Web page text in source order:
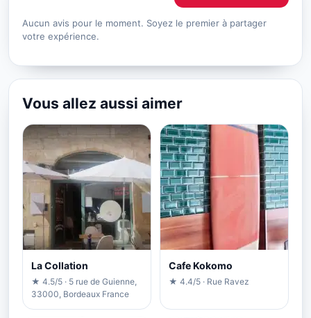
Aucun avis pour le moment. Soyez le premier à partager
votre expérience.
Vous allez aussi aimer
La Collation
★ 4.5/5 · 5 rue de Guienne,
33000, Bordeaux France
Cafe Kokomo
★ 4.4/5 · Rue Ravez